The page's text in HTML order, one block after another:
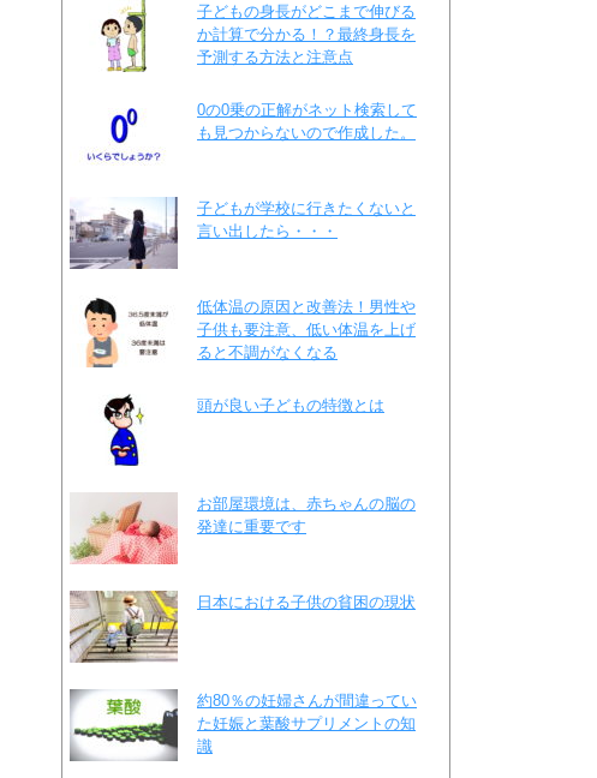
子どもの身長がどこまで伸びる
か計算で分かる！？最終身長を
予測する方法と注意点
0の0乗の正解がネット検索して
も見つからないので作成した。
子どもが学校に行きたくないと
言い出したら・・・
低体温の原因と改善法！男性や
子供も要注意、低い体温を上げ
ると不調がなくなる
頭が良い子どもの特徴とは
お部屋環境は、赤ちゃんの脳の
発達に重要です
日本における子供の貧困の現状
約80％の妊婦さんが間違ってい
た妊娠と葉酸サプリメントの知
識